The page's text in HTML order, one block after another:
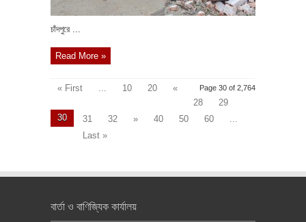
চাঁদপুরে ...
Read More »
Page 30 of 2,764
« First 10 20
«
28
29
30
31 32 » 40 50 60
Last »
বার্তা ও বাণিজ্যিক কার্যালয়